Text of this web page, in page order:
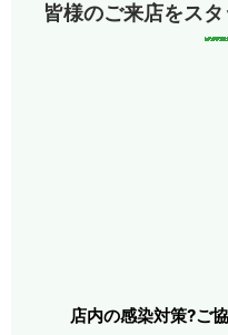
皆様のご来店をスタ
店内の感染対策?ご